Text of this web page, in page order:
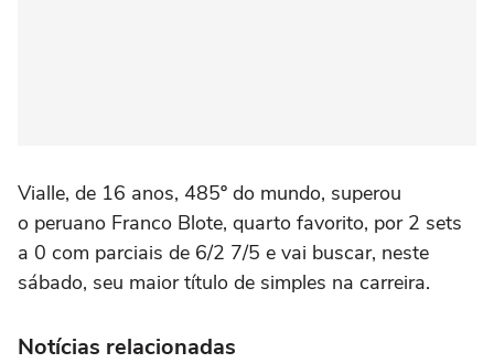
Vialle, de 16 anos, 485º do mundo, superou
o peruano Franco Blote, quarto favorito, por 2 sets
a 0 com parciais de 6/2 7/5 e vai buscar, neste
sábado, seu maior título de simples na carreira.
Notícias relacionadas